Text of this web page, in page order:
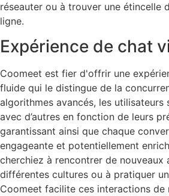
réseauter ou à trouver une étincelle
ligne.
Expérience de chat
Coomeet est fier d'offrir une
fluide qui le distingue de la
algorithmes avancés, les utilisateurs
avec d’autres en fonction de leurs
garantissant ainsi que chaque
engageante et potentiellement
cherchiez à rencontrer de nouveaux
différentes cultures ou à pratiquer
Coomeet facilite ces interactions de